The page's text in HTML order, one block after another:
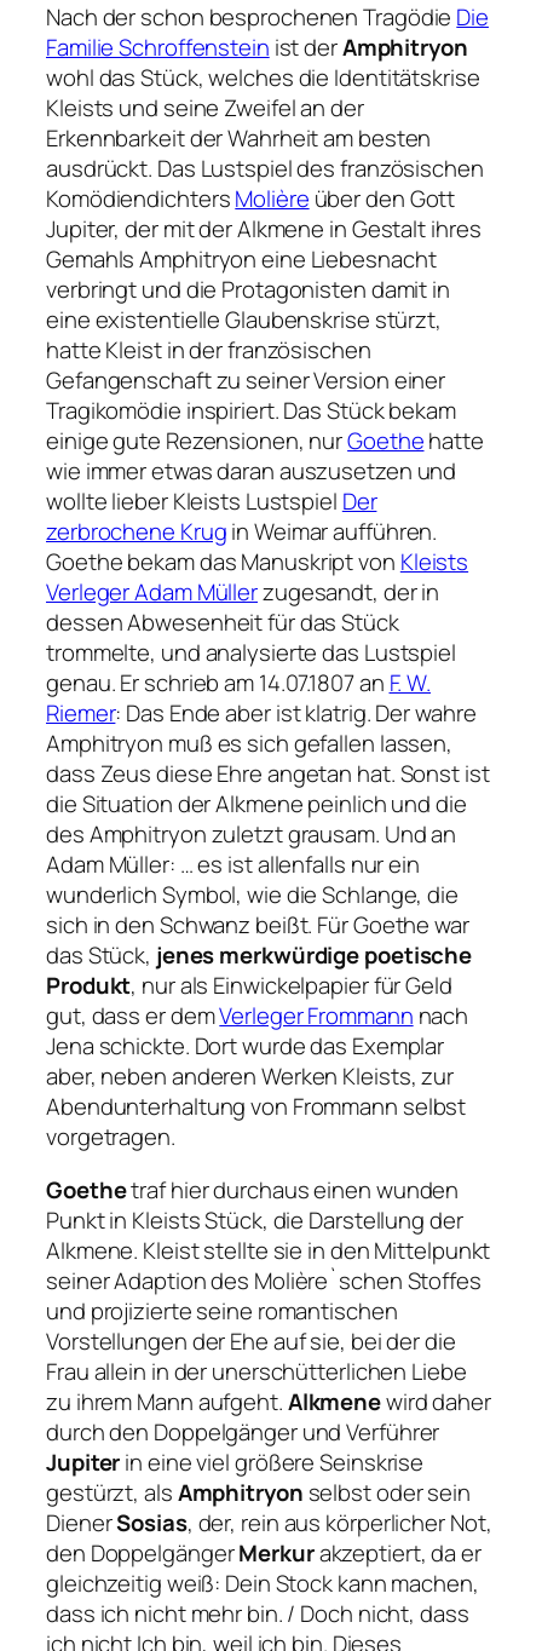
Nach der schon besprochenen Tragödie Die
Familie Schroffenstein ist derAmphitryon
wohl das Stück, welches die Identitätskrise
Kleists und seine Zweifel an der
Erkennbarkeit der Wahrheit am besten
ausdrückt. Das Lustspiel des französischen
KomödiendichtersMolière über den Gott
Jupiter, der mit der Alkmene in Gestalt ihres
Gemahls Amphitryon eine Liebesnacht
verbringt und die Protagonisten damit in
eine existentielle Glaubenskrise stürzt,
hatte Kleist in der französischen
Gefangenschaft zu seiner Version einer
Tragikomödie inspiriert. Das Stück bekam
einige gute Rezensionen, nurGoethehatte
wie immer etwas daran auszusetzen und
wollte lieber Kleists Lustspiel Der
zerbrochene Krugin Weimar aufführen.
Goethe bekam das Manuskript von Kleists
Verleger Adam Müllerzugesandt, der in
dessen Abwesenheit für das Stück
trommelte, und analysierte das Lustspiel
genau. Er schrieb am 14.07.1807 an F. W.
Riemer: Das Ende aber ist klatrig. Der wahre
Amphitryon muß es sich gefallen lassen,
dass Zeus diese Ehre angetan hat. Sonst ist
die Situation der Alkmene peinlich und die
des Amphitryon zuletzt grausam. Und an
Adam Müller: … es ist allenfalls nur ein
wunderlich Symbol, wie die Schlange, die
sich in den Schwanz beißt. Für Goethe war
das Stück, jenes merkwürdige poetische
Produkt, nur als Einwickelpapier für Geld
gut, dass er demVerleger Frommann nach
Jena schickte. Dort wurde das Exemplar
aber, neben anderen Werken Kleists, zur
Abendunterhaltung von Frommann selbst
vorgetragen.
Goethetraf hier durchaus einen wunden
Punkt in Kleists Stück, die Darstellung der
Alkmene. Kleist stellte sie in den Mittelpunkt
seiner Adaption des Molière`schen Stoffes
und projizierte seine romantischen
Vorstellungen der Ehe auf sie, bei der die
Frau allein in der unerschütterlichen Liebe
zu ihrem Mann aufgeht.Alkmenewird daher
durch den Doppelgänger und Verführer
Jupiterin eine viel größere Seinskrise
gestürzt, alsAmphitryon selbst oder sein
DienerSosias, der, rein aus körperlicher Not,
den DoppelgängerMerkurakzeptiert, da er
gleichzeitig weiß: Dein Stock kann machen,
dass ich nicht mehr bin. / Doch nicht, dass
ich nicht Ich bin, weil ich bin. Dieses